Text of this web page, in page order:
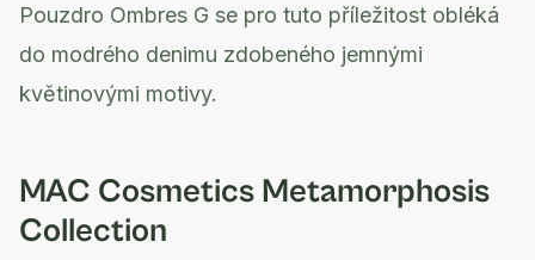
Pouzdro Ombres G se pro tuto příležitost obléká
do modrého denimu zdobeného jemnými
květinovými motivy.
MAC Cosmetics Metamorphosis
Collection